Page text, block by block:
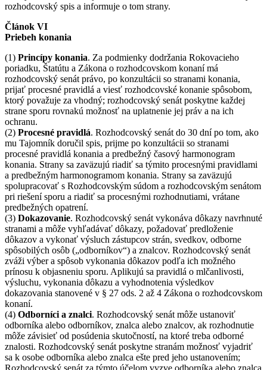
rozhodcovský spis a informuje o tom strany.
Článok VI
Priebeh konania
(1) Princípy konania. Za podmienky dodržania Rokovacieho
poriadku, Štatútu a Zákona o rozhodcovskom konaní má
rozhodcovský senát právo, po konzultácii so stranami konania,
prijať procesné pravidlá a viesť rozhodcovské konanie spôsobom,
ktorý považuje za vhodný; rozhodcovský senát poskytne každej
strane sporu rovnakú možnosť na uplatnenie jej práv a na ich
ochranu.
(2) Procesné pravidlá. Rozhodcovský senát do 30 dní po tom, ako
mu Tajomník doručil spis, prijme po konzultácii so stranami
procesné pravidlá konania a predbežný časový harmonogram
konania. Strany sa zaväzujú riadiť sa týmito procesnými pravidlami
a predbežným harmonogramom konania. Strany sa zaväzujú
spolupracovať s Rozhodcovským súdom a rozhodcovským senátom
pri riešení sporu a riadiť sa procesnými rozhodnutiami, vrátane
predbežných opatrení.
(3) Dokazovanie. Rozhodcovský senát vykonáva dôkazy navrhnuté
stranami a môže vyhľadávať dôkazy, požadovať predloženie
dôkazov a vykonať výsluch zástupcov strán, svedkov, odborne
spôsobilých osôb („odborníkov“) a znalcov. Rozhodcovský senát
zváži výber a spôsob vykonania dôkazov podľa ich možného
prínosu k objasneniu sporu. Aplikujú sa pravidlá o mlčanlivosti,
výsluchu, vykonania dôkazu a vyhodnotenia výsledkov
dokazovania stanovené v § 27 ods. 2 až 4 Zákona o rozhodcovskom
konaní.
(4) Odborníci a znalci. Rozhodcovský senát môže ustanoviť
odborníka alebo odborníkov, znalca alebo znalcov, ak rozhodnutie
môže závisieť od posúdenia skutočností, na ktoré treba odborné
znalosti. Rozhodcovský senát poskytne stranám možnosť vyjadriť
sa k osobe odborníka alebo znalca ešte pred jeho ustanovením;
Rozhodcovský senát za týmto účelom vyzve odborníka alebo znalca